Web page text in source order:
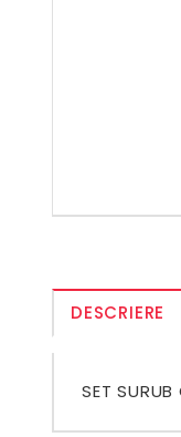
DESCRIERE
SET